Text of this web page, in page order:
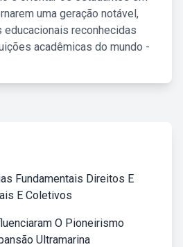
uma geração notável,
reconhecidas
acadêmicas do mundo -
Fundamentais Direitos E
E Coletivos
O Pioneirismo
Ultramarina